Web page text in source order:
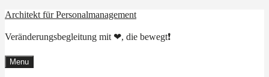
Skip
content
Architekt für Personalmanagement
Veränderungsbegleitung mit ❤, die bewegt❗
Menu